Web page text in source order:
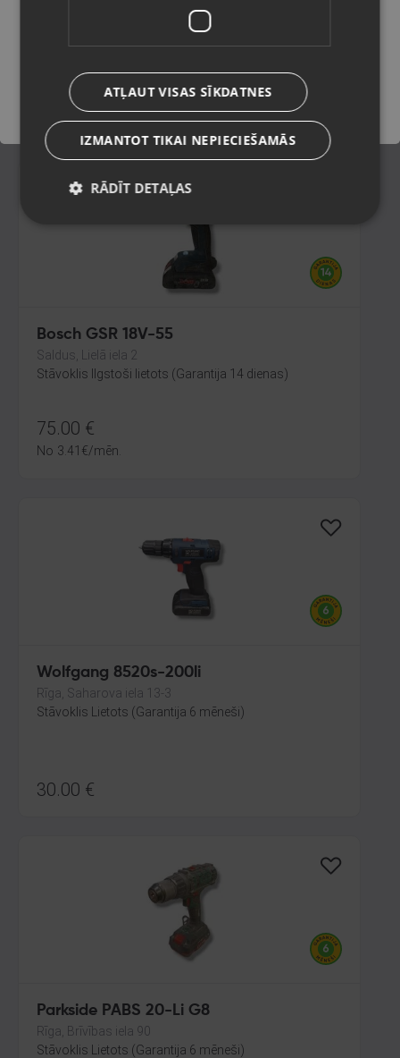
Stāvoklis Jauns (Garantija 24 mēneši)
50.00
2.27€/mēn.
Bosch GSR 18V-55
Saldus, Lielā iela 2
Stāvoklis Ilgstoši lietots (Garantija 14 dienas)
75.00 €
No 3.41 €/mēn.
Wolfgang 8520s-200li
Rīga, Saharova iela 13-3
Stāvoklis Lietots (Garantija 6 mēneši)
30.00 €
Parkside PABS 20-Li G8
Rīga, Brīvības iela 90
Stāvoklis Lietots (Garantija 6 mēneši)
Saglabāt
ATĻAUT VISAS SĪKDATNES
IZMANTOT TIKAI NEPIECIEŠAMĀS
RĀDĪT DETAĻAS